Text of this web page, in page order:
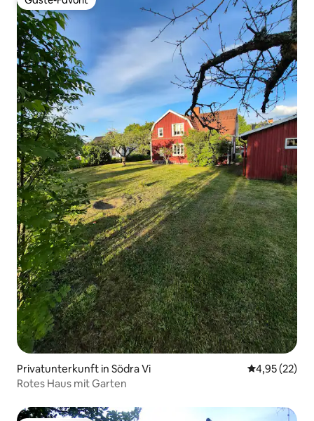
Gäste-Favorit
Privatunterkunft in Södra Vi
4,95 (22)
Rotes Haus mit Garten